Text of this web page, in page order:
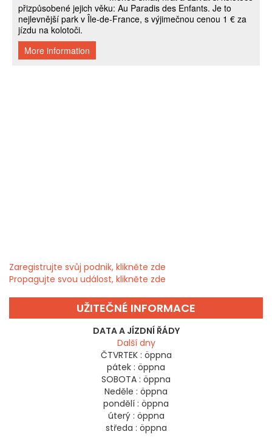
Zaregistrujte svůj podnik, klikněte zde
Propagujte svou událost, klikněte zde
UŽITEČNÉ INFORMACE
DATA A JÍZDNÍ ŘÁDY
Další dny
ČTVRTEK : öppna
pátek : öppna
SOBOTA : öppna
Neděle : öppna
pondělí : öppna
úterý : öppna
středa : öppna